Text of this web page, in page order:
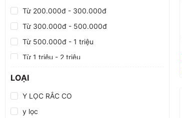
Từ 200.000đ - 300.000đ
Từ 300.000đ - 500.000đ
Từ 500.000đ - 1 triệu
Từ 1 triệu - 2 triệu
LOẠI
Y LỌC RẮC CO
y lọc